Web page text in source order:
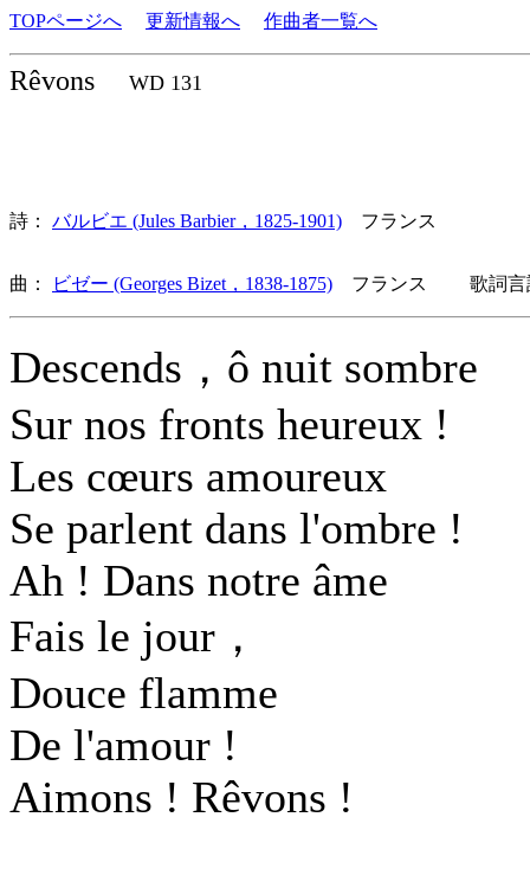
TOPページへ 更新情報へ 作曲者一覧へ
Rêvons WD 131
詩： バルビエ (Jules Barbier，1825-1901) フランス
曲： ビゼー (Georges Bizet，1838-1875) フランス 歌詞言
Descends，ô nuit sombre
Sur nos fronts heureux !
Les cœurs amoureux
Se parlent dans l'ombre !
Ah ! Dans notre âme
Fais le jour，
Douce flamme
De l'amour !
Aimons ! Rêvons !